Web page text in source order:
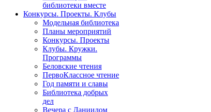
библиотеки вместе
Конкурсы. Проекты. Клубы
Модельная библиотека
Планы мероприятий
Конкурсы. Проекты
Клубы. Кружки.
Программы
Беловские чтения
ПервоКлассное чтение
Год памяти и славы
Библиотека добрых
дел
Вечера с Даниилом